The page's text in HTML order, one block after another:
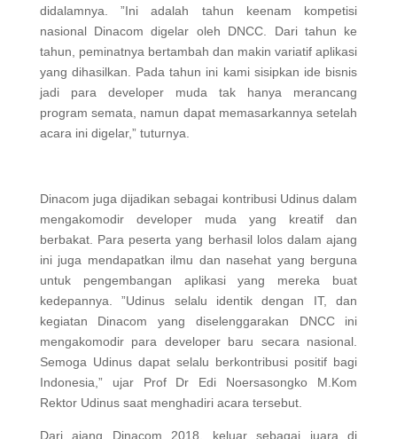
didalamnya. ”Ini adalah tahun keenam kompetisi
nasional Dinacom digelar oleh DNCC. Dari tahun ke
tahun, peminatnya bertambah dan makin variatif aplikasi
yang dihasilkan. Pada tahun ini kami sisipkan ide bisnis
jadi para developer muda tak hanya merancang
program semata, namun dapat memasarkannya setelah
acara ini digelar,” tuturnya.
Dinacom juga dijadikan sebagai kontribusi Udinus dalam
mengakomodir developer muda yang kreatif dan
berbakat. Para peserta yang berhasil lolos dalam ajang
ini juga mendapatkan ilmu dan nasehat yang berguna
untuk pengembangan aplikasi yang mereka buat
kedepannya. ”Udinus selalu identik dengan IT, dan
kegiatan Dinacom yang diselenggarakan DNCC ini
mengakomodir para developer baru secara nasional.
Semoga Udinus dapat selalu berkontribusi positif bagi
Indonesia,” ujar Prof Dr Edi Noersasongko M.Kom
Rektor Udinus saat menghadiri acara tersebut.
Dari ajang Dinacom 2018, keluar sebagai juara di